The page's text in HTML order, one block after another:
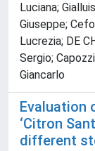
Luciana;
Giuseppe;
Lucrezia; DE
Sergio;
Giancarlo
Evaluation
‘Citron
different